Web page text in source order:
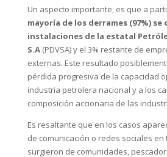
Un aspecto importante, es que a
mayoría de los derrames (97%)
instalaciones de la estatal
S.A (PDVSA) y el 3% restante de
externas. Este resultado
pérdida progresiva de la capacidad
industria petrolera nacional y a los
composición accionaria de las
Es resaltante que en los casos
de comunicación o redes sociales
surgieron de comunidades,